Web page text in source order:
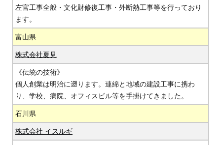
左官工事全般・文化財修復工事・外断熱工事等を行っており
ます。
富山県
株式会社夏見
《伝統の技術》
個人創業は明治に遡ります。連綿と地域の建設工事に携わ
り、学校、病院、オフィスビル等を手掛けてきました。
石川県
株式会社 イスルギ